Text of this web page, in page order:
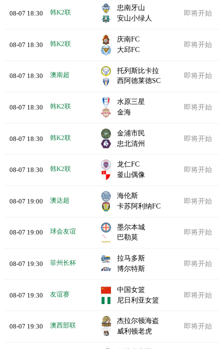
08-07 18:30 韩K2联
忠南牙山
安山小绿人
即将开始
08-07 18:30 韩K2联
庆南FC
大邱FC
即将开始
08-07 18:30 澳南超
托列斯比卡拉
西阿德莱德SC
即将开始
08-07 18:30 韩K2联
水原三星
金海
即将开始
08-07 18:30 韩K2联
金浦市民
忠北清州
即将开始
08-07 18:30 韩K2联
龙仁FC
釜山偶像
即将开始
08-07 19:00 澳达超
海伦斯
卡苏阿利纳FC
即将开始
08-07 19:00 球会友谊
墨尔本城
巴勒莫
即将开始
08-07 19:30 菲州长杯
拉马多斯
博尔特斯
即将开始
08-07 19:30 友谊赛
中国女篮
尼日利亚女篮
即将开始
08-07 19:30 澳西部联
杰拉尔顿海盗
威利顿老虎
即将开始